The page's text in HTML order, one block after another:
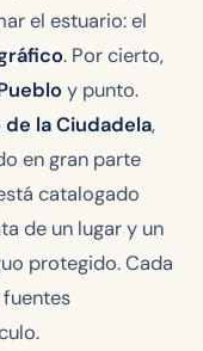
el estuario: el
. Por cierto,
y punto.
la Ciudadela,
en gran parte
catalogado
de un lugar y un
protegido. Cada
fuentes